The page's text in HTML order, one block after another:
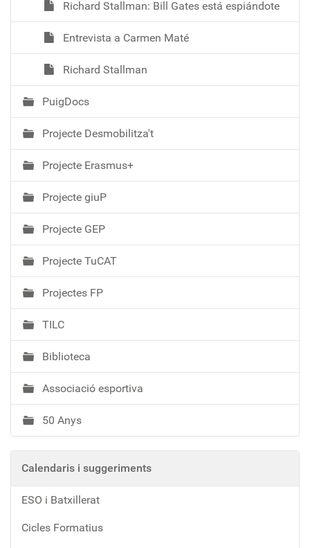
Richard Stallman: Bill Gates está espiándote
Entrevista a Carmen Maté
Richard Stallman
PuigDocs
Projecte Desmobilitza't
Projecte Erasmus+
Projecte giuP
Projecte GEP
Projecte TuCAT
Projectes FP
TILC
Biblioteca
Associació esportiva
50 Anys
Calendaris i suggeriments
ESO i Batxillerat
Cicles Formatius